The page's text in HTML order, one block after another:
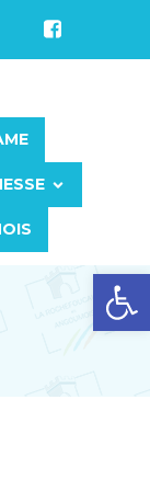
Ouvrir la barre d’outils